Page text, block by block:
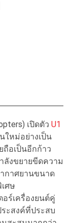
เปิดตัว U1
ใหม่อย่างเป็น
ถือเป็นอีกก้าว
งขยายขีดความ
กาศยานขนาด
ศษ
ร์เครื่องยนต์คู่
ระสงค์ที่ประสบ